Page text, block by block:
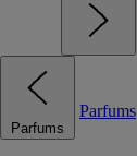
Parfums
Parfums